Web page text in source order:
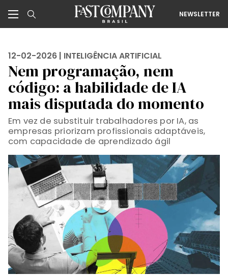
NEWSLETTER
12-02-2026 | INTELIGÊNCIA ARTIFICIAL
Nem programação, nem
código: a habilidade de IA
mais disputada do momento
Em vez de substituir trabalhadores por IA, as
empresas priorizam profissionais adaptáveis,
com capacidade de aprendizado ágil